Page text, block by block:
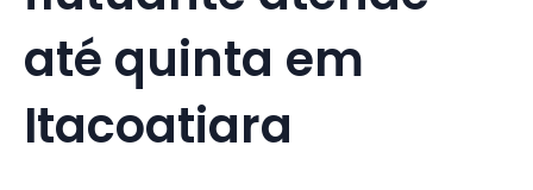
até quinta em
Itacoatiara